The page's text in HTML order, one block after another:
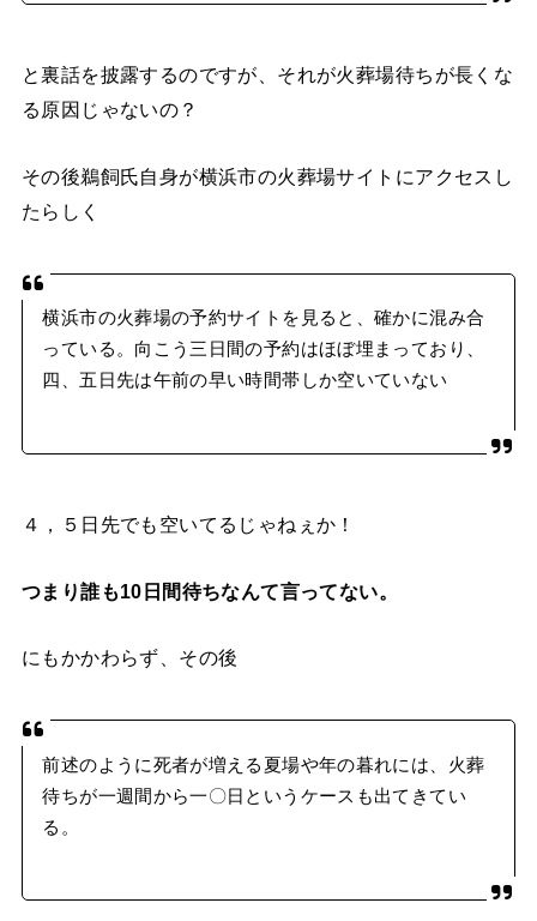
と裏話を披露するのですが、それが火葬場待ちが長くな
る原因じゃないの？
その後鵜飼氏自身が横浜市の火葬場サイトにアクセスし
たらしく
横浜市の火葬場の予約サイトを見ると、確かに混み合
っている。向こう三日間の予約はほぼ埋まっており、
四、五日先は午前の早い時間帯しか空いていない
４，５日先でも空いてるじゃねぇか！
つまり誰も10日間待ちなんて言ってない。
にもかかわらず、その後
前述のように死者が増える夏場や年の暮れには、火葬
待ちが一週間から一〇日というケースも出てきてい
る。